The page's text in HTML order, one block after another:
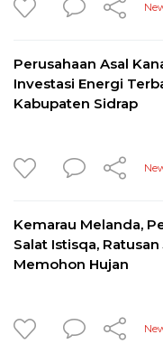
Perusahaan Asal
Investasi Energi
Kabupaten Sidrap
Kemarau Melanda,
Salat Istisqa,
Memohon Hujan